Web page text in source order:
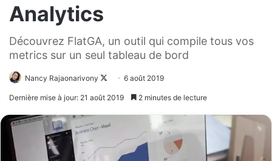
Analytics
Découvrez FlatGA, un outil qui compile tous vos
metrics sur un seul tableau de bord
Nancy Rajaonarivony
Follow6 août 2019
Dernière mise à jour: 21 août 2019 2 minutes de lecture